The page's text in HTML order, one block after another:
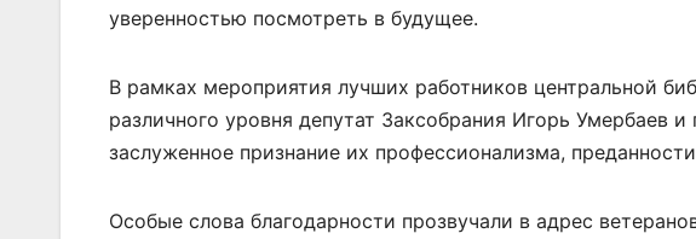
уверенностью посмотреть в будущее.
В рамках мероприятия лучших работников центральной
различного уровня депутат Заксобрания Игорь Умербаев
заслуженное признание их профессионализма,
Особые слова благодарности прозвучали в адрес